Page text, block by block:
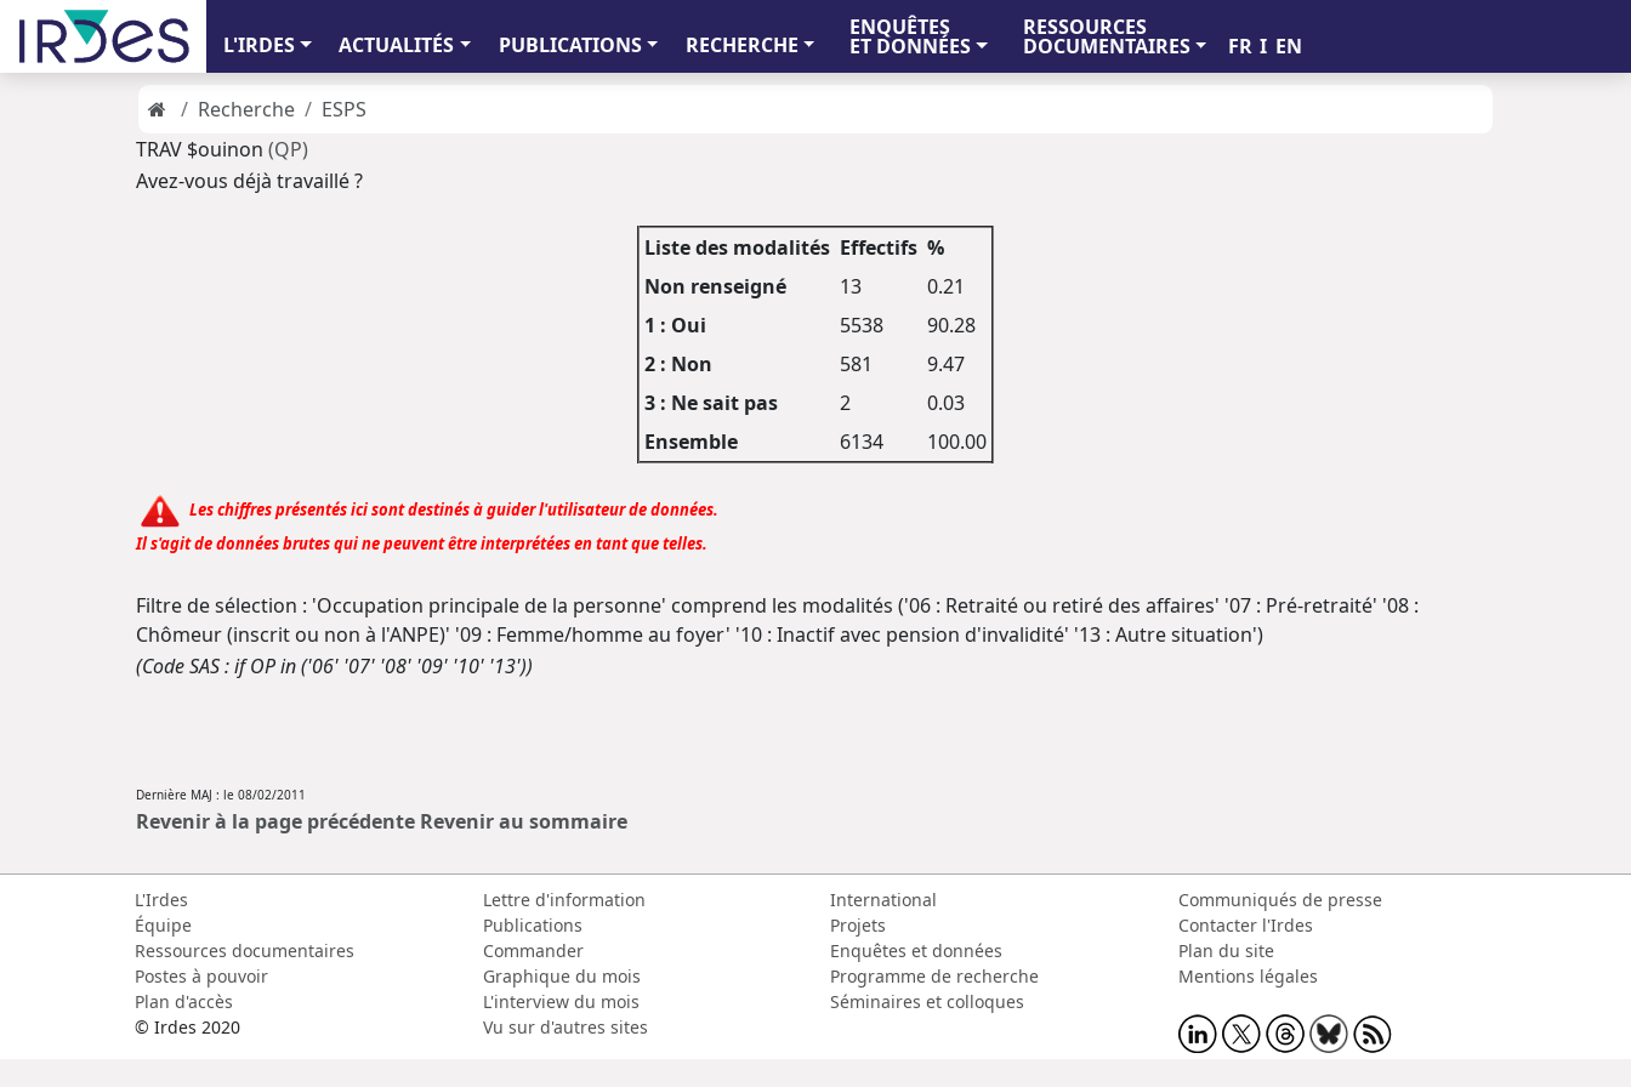
L'IRDES ACTUALITÉS PUBLICATIONS RECHERCHE
ENQUÊTES
ET DONNÉES
RESSOURCES
DOCUMENTAIRES FR I EN
Recherche
ESPS
TRAV $ouinon (QP)
Avez-vous déjà travaillé ?
Liste des modalités Effectifs %
Non renseigné
13
0.21
1 : Oui
5538
90.28
2 : Non
581
9.47
3 : Ne sait pas
2
0.03
Ensemble
6134 100.00
Les chiffres présentés ici sont destinés à guider l'utilisateur de données.
Il s'agit de données brutes qui ne peuvent être interprétées en tant que telles.
Filtre de sélection : 'Occupation principale de la personne' comprend les modalités ('06 : Retraité ou retiré des affaires' '07 : Pré-retraité' '08 :
Chômeur (inscrit ou non à l'ANPE)' '09 : Femme/homme au foyer' '10 : Inactif avec pension d'invalidité' '13 : Autre situation')
(Code SAS : if OP in ('06' '07' '08' '09' '10' '13'))
Dernière MAJ : le 08/02/2011
Revenir à la page précédente Revenir au sommaire
L'Irdes
Équipe
Ressources documentaires
Postes à pouvoir
Plan d'accès
© Irdes 2020
Lettre d'information
Publications
Commander
Graphique du mois
L'interview du mois
Vu sur d'autres sites
International
Projets
Enquêtes et données
Programme de recherche
Séminaires et colloques
Communiqués de presse
Contacter l'Irdes
Plan du site
Mentions légales